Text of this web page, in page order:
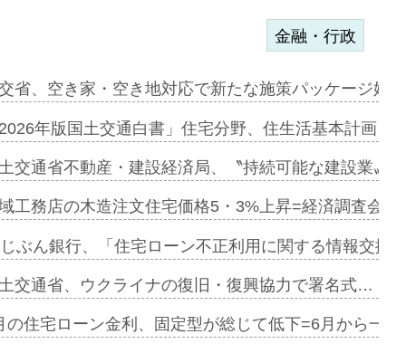
サー契約…
起用…
ミーレキ…
も城南エ…
合型の賃…
ンカフェ…
協業=お互…
金融・行政
省、空き家・空き地対応で新たな施策パッケージ始
年版国土交通白書」住宅分野、住生活基本計画を
交通省不動産・建設経済局、〝持続可能な建設業〟
工務店の木造注文住宅価格5・3%上昇=経済調査会
ぶん銀行、「住宅ローン不正利用に関する情報交換
交通省、ウクライナの復旧・復興協力で署名式…
の住宅ローン金利、固定型が総じて低下=6月から一